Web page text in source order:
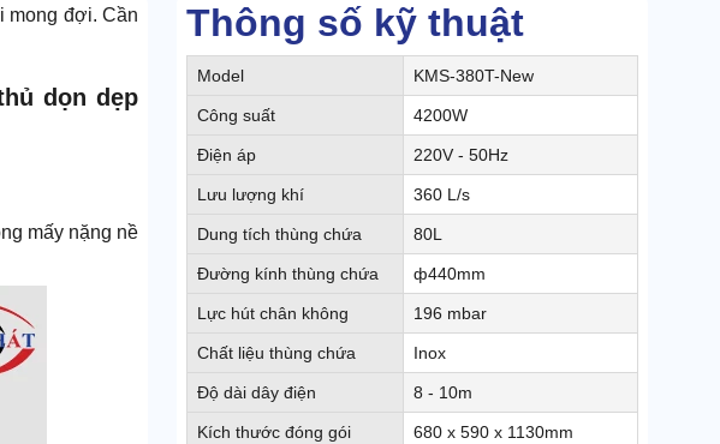
Thông số kỹ thuật
Model KMS-380T-New
Công suất 4200W
Điện áp 220V - 50Hz
Lưu lượng khí 360 L/s
Dung tích thùng chứa 80L
Đường kính thùng chứa ф440mm
Lực hút chân không 196 mbar
Chất liệu thùng chứa Inox
Độ dài dây điện 8 - 10m
Kích thước đóng gói 680 x 590 x 1130mm
mong đợi. Cần
dọn dẹp
mấy nặng nề